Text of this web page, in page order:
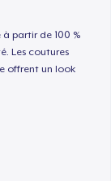
partir de 100 %
Les coutures
offrent un look